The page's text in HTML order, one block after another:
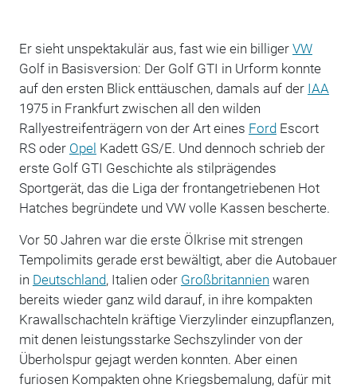
Er sieht unspektakulär aus, fast wie ein billiger VW
Golf in Basisversion: Der Golf GTI in Urform konnte
auf den ersten Blick enttäuschen, damals auf der IAA
1975 in Frankfurt zwischen all den wilden
Rallyestreifenträgern von der Art eines FordEscort
RS oder Opel Kadett GS/E. Und dennoch schrieb der
erste Golf GTI Geschichte als stilprägendes
Sportgerät, das die Liga der frontangetriebenen Hot
Hatches begründete und VW volle Kassen bescherte.
Vor 50 Jahren war die erste Ölkrise mit strengen
Tempolimits gerade erst bewältigt, aber die Autobauer
in Deutschland, Italien oder Großbritannien waren
bereits wieder ganz wild darauf, in ihre kompakten
Krawallschachteln kräftige Vierzylinder einzupflanzen,
mit denen leistungsstarke Sechszylinder von der
Überholspur gejagt werden konnten. Aber einen
furiosen Kompakten ohne Kriegsbemalung, dafür mit